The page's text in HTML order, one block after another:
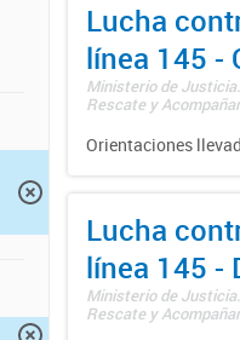
Lucha
línea 145 -
Ministerio de
Rescate y
Orientaciones
Lucha
línea 145 -
Ministerio de
Rescate y